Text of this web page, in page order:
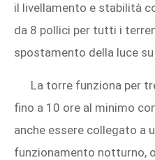
il livellamento e stabilità
da 8 pollici per tutti i
spostamento della luce
La torre funziona per
fino a 10 ore al minimo
anche essere collegato a
funzionamento notturno,